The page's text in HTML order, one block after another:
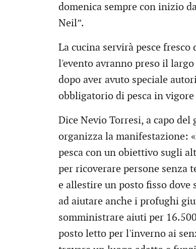
domenica sempre con inizio
Neil”.
La cucina servirà pesce
l'evento avranno preso il
dopo aver avuto speciale
obbligatorio di pesca in
Dice Nevio Torresi, a capo del
organizza la manifestazione:
pesca con un obiettivo sugli
per ricoverare persone
e allestire un posto fisso
ad aiutare anche i profughi
somministrare aiuti per
posto letto per l'inverno ai